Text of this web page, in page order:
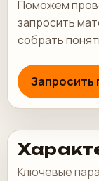
Поможем
запросить
собрать
Запросить
Ключевые